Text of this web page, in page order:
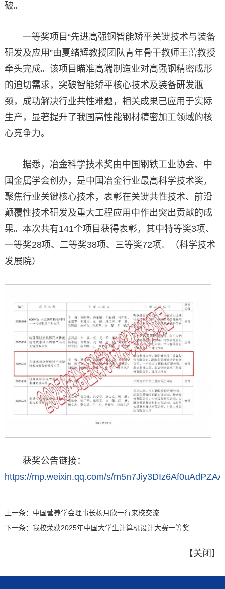
破。
一等奖项目“先进高强钢智能矫平关键技术与装备
研发及应用”由夏绪辉教授团队青年骨干教师王蕾教授
牵头完成。该项目瞄准高端制造业对高强钢精密成形
的迫切需求，突破智能矫平核心技术及装备研发瓶
颈，成功解决行业共性难题，相关成果已应用于实际
生产，显著提升了我国高性能钢材精密加工领域的核
心竞争力。
据悉，冶金科学技术奖由中国钢铁工业协会、中
国金属学会创办，是中国冶金行业最高科学技术奖，
聚焦行业关键核心技术，表彰在关键共性技术、前沿
颠覆性技术研发及重大工程应用中作出突出贡献的成
果。本次共有141个项目获得表彰，其中特等奖3项、
一等奖28项、二等奖38项、三等奖72项。（科学技术
发展院）
获奖公告链接：
https://mp.weixin.qq.com/s/m5n7Jiy3DIz6Af0uAdPZAA
上一条： 中国营养学会理事长杨月欣一行来校交流
下一条： 我校荣获2025年中国大学生计算机设计大赛一等奖
【关闭 】